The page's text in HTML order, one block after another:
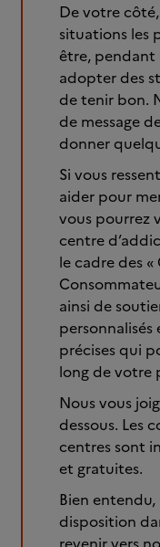
De votre côté,
situations les
être, pendant
adopter des
de tenir bon.
de message
donner
Si vous
aider pour
vous pourrez
centre
le cadre des
ainsi de
précises qui
long de votre
Nous vous
dessous. Les
centres sont
et gratuites.
Bien
disposition